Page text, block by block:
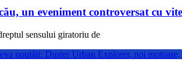
un eveniment controversat cu
sensului giratoriu de